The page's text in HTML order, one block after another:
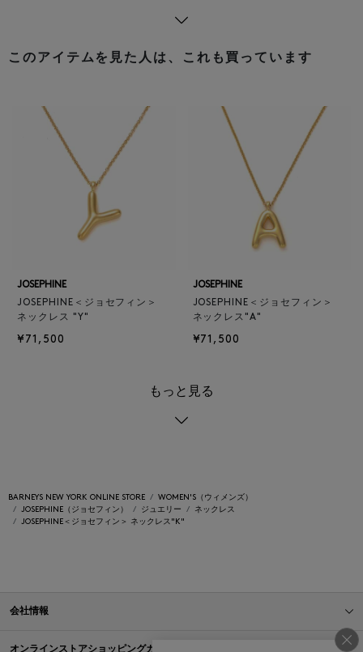
このアイテムを見た人は、これも買っています
JOSEPHINE
JOSEPHINE＜ジョセフィン＞
ネックレス "Y"
¥71,500
JOSEPHINE
JOSEPHINE＜ジョセフィン＞
ネックレス"A"
¥71,500
もっと見る
BARNEYS NEW YORK ONLINE STORE
WOMEN'S（ウィメンズ）
JOSEPHINE（ジョセフィン）
ジュエリー
ネックレス
JOSEPHINE＜ジョセフィン＞ ネックレス"K"
会社情報
オンラインストアショッピングガイド